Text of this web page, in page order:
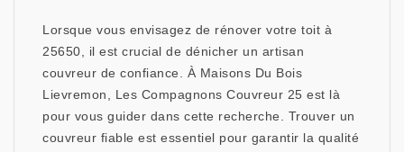
Lorsque vous envisagez de rénover votre toit à
25650, il est crucial de dénicher un artisan
couvreur de confiance. À Maisons Du Bois
Lievremon, Les Compagnons Couvreur 25 est là
pour vous guider dans cette recherche. Trouver un
couvreur fiable est essentiel pour garantir la qualité